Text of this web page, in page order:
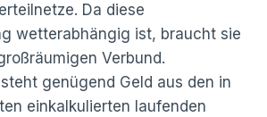
Da diese
wetterabhängig ist, braucht sie
Verbund.
genügend Geld aus den in
einkalkulierten laufenden